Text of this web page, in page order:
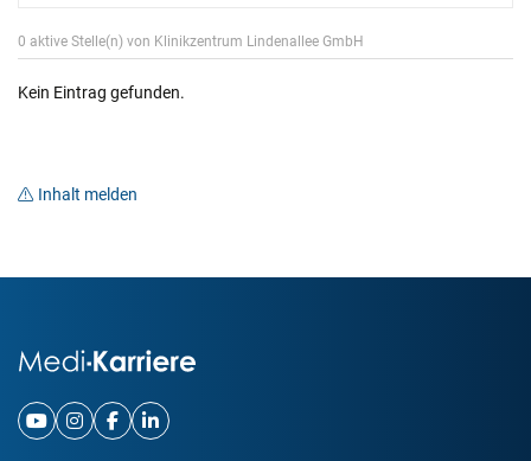
0 aktive Stelle(n) von Klinikzentrum Lindenallee GmbH
Kein Eintrag gefunden.
Inhalt melden